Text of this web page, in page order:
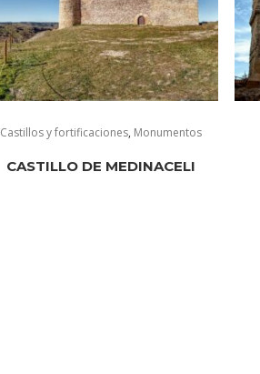
Castillos y fortificaciones, Monumentos
CASTILLO DE MEDINACELI